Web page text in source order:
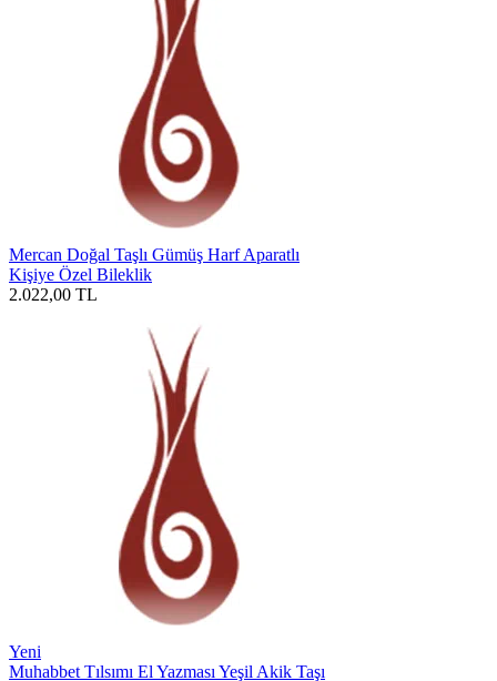
Mercan Doğal Taşlı Gümüş Harf Aparatlı
Kişiye Özel Bileklik
2.022,00 TL
Yeni
Muhabbet Tılsımı El Yazması Yeşil Akik Taşı